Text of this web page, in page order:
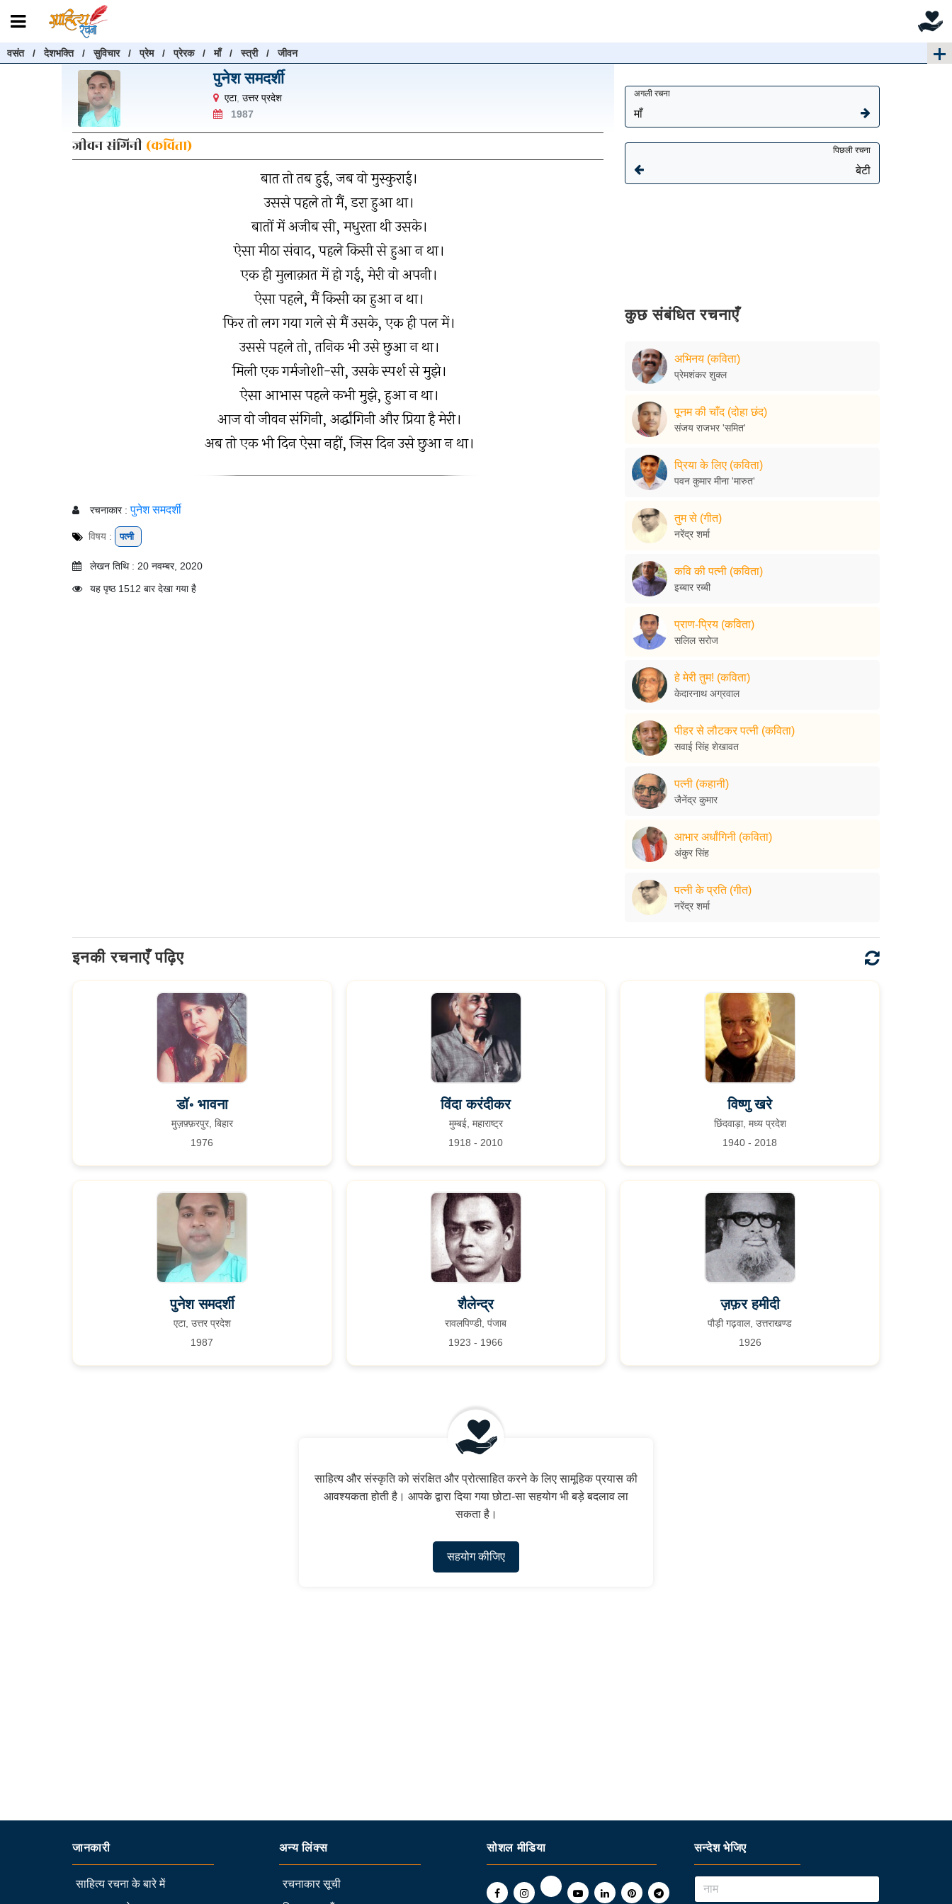
वसंत/देशभक्ति/सुविचार/प्रेम/प्रेरक/माँ/स्त्री/जीवन
पुनेश समदर्शी
एटा, उत्तर प्रदेश
1987
जीवन संगिनी (कविता)
बात तो तब हुई, जब वो मुस्कुराई।
उससे पहले तो मैं, डरा हुआ था।
बातों में अजीब सी, मधुरता थी उसके।
ऐसा मीठा संवाद, पहले किसी से हुआ न था।
एक ही मुलाक़ात में हो गई, मेरी वो अपनी।
ऐसा पहले, मैं किसी का हुआ न था।
फिर तो लग गया गले से मैं उसके, एक ही पल में।
उससे पहले तो, तनिक भी उसे छुआ न था।
मिली एक गर्मजोशी-सी, उसके स्पर्श से मुझे।
ऐसा आभास पहले कभी मुझे, हुआ न था।
आज वो जीवन संगिनी, अर्द्धांगिनी और प्रिया है मेरी।
अब तो एक भी दिन ऐसा नहीं, जिस दिन उसे छुआ न था।
रचनाकार : पुनेश समदर्शी
विषय : पत्नी
लेखन तिथि : 20 नवम्बर, 2020
यह पृष्ठ 1512 बार देखा गया है
अगली रचना
माँ
पिछली रचना
बेटी
कुछ संबंधित रचनाएँ
अभिनय (कविता)
प्रेमशंकर शुक्ल
पूनम की चाँद (दोहा छंद)
संजय राजभर 'समित'
प्रिया के लिए (कविता)
पवन कुमार मीना 'मारुत'
तुम से (गीत)
नरेंद्र शर्मा
कवि की पत्नी (कविता)
इब्बार रब्बी
प्राण-प्रिय (कविता)
सलिल सरोज
हे मेरी तुम! (कविता)
केदारनाथ अग्रवाल
पीहर से लौटकर पत्नी (कविता)
सवाई सिंह शेखावत
पत्नी (कहानी)
जैनेंद्र कुमार
आभार अर्धांगिनी (कविता)
अंकुर सिंह
पत्नी के प्रति (गीत)
नरेंद्र शर्मा
इनकी रचनाएँ पढ़िए
डॉ॰ भावना
मुज़फ़्फ़रपुर, बिहार
1976
विंदा करंदीकर
मुम्बई, महाराष्ट्र
1918 - 2010
विष्णु खरे
छिंदवाड़ा, मध्य प्रदेश
1940 - 2018
पुनेश समदर्शी
एटा, उत्तर प्रदेश
1987
शैलेन्द्र
रावलपिण्डी, पंजाब
1923 - 1966
ज़फ़र हमीदी
पौड़ी गढ़वाल, उत्तराखण्ड
1926
साहित्य और संस्कृति को संरक्षित और प्रोत्साहित करने के लिए सामूहिक प्रयास की
आवश्यकता होती है। आपके द्वारा दिया गया छोटा-सा सहयोग भी बड़े बदलाव ला
सकता है।
सहयोग कीजिए
जानकारी
साहित्य रचना के बारे में
अन्य लिंक्स
रचनाकार सूची
सोशल मीडिया सन्देश भेजिए
रचनाएँ खोजें
रचनाएँ खोजने के लिए नीचे दी गई बॉक्स में हिन्दी में लिखें और "खोजें" बटन पर क्लिक
हटाएँ
खोजें